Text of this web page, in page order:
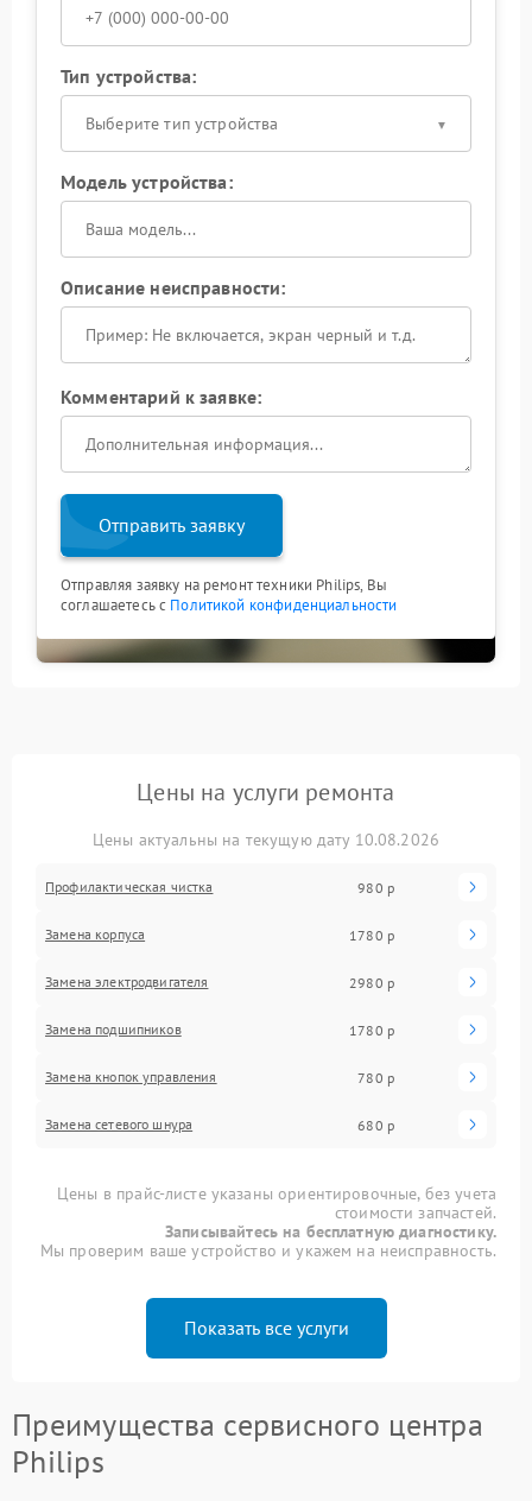
Тип устройства:
Выберите тип устройства
Модель устройства:
Описание неисправности:
Комментарий к заявке:
Отправить заявку
Отправляя заявку на ремонт техники Philips, Вы
соглашаетесь с Политикой конфиденциальности
Цены на услуги ремонта
Цены актуальны на текущую дату 10.08.2026
Профилактическая чистка 980 р
Замена корпуса 1780 р
Замена электродвигателя 2980 р
Замена подшипников 1780 р
Замена кнопок управления 780 р
Замена сетевого шнура 680 р
Цены в прайс-листе указаны ориентировочные, без учета
стоимости запчастей.
Записывайтесь на бесплатную диагностику.
Мы проверим ваше устройство и укажем на неисправность.
Показать все услуги
Преимущества сервисного центра
Philips